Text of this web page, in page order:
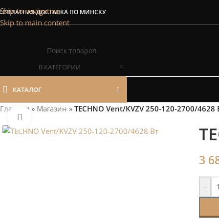
Skip to navigation
Skip to main content
Сэкономим
Рассчитаем мощность |
ДОСТАВКА ПО МИНСКУ
В КАТЕГОРИИ
КАТАЛОГ
Главная » Магазин » TECHNO Vent/KVZV 250-120-2700/4628
3
-